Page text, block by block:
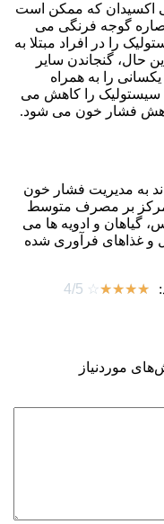
اکسیدان که ممکن است
گوجه فرنگی می
را در افراد مبتلا به
حال، گنجاندن سایر
را به همراه
سیستولیک را کاهش می
فشار خون می شود.
به مدیریت فشار خون
تمرکز بر مصرف متوسط
گیاهان و ادویه ها می
و غذاهای فرآوری شده
☆
☆
☆
☆
☆
4/5
موردنیاز